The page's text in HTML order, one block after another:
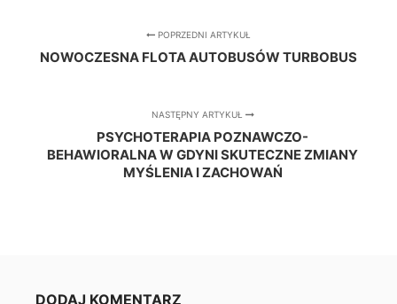
POPRZEDNI ARTYKUŁ
NOWOCZESNA FLOTA AUTOBUSÓW TURBOBUS
NASTĘPNY ARTYKUŁ
PSYCHOTERAPIA POZNAWCZO-
BEHAWIORALNA W GDYNI SKUTECZNE ZMIANY
MYŚLENIA I ZACHOWAŃ
DODAJ KOMENTARZ